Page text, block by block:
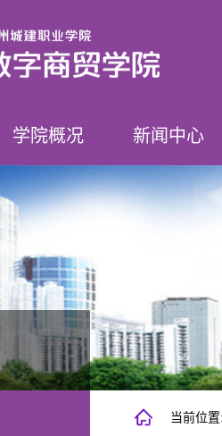
学院概况
学院简介
领导介绍
专业设置
师资队伍
新闻中心
学院要闻
学院公告
榜样数贸人
当前位